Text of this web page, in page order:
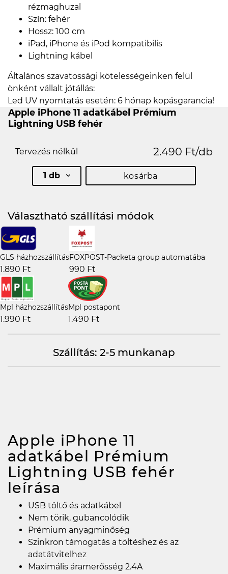
rézmaghuzal
Szín: fehér
Hossz: 100 cm
iPad, iPhone és iPod kompatibilis
Lightning kábel
Általános szavatossági kötelességeinken felül
önként vállalt jótállás:
Led UV nyomtatás esetén: 6 hónap kopásgarancia!
Apple iPhone 11 adatkábel Prémium
Lightning USB fehér
Tervezés nélkül 2.490 Ft/db
1 db kosárba
Választható szállítási módok
GLS házhozszállítás
1.890 Ft
FOXPOST-Packeta group automatába
990 Ft
Mpl házhozszállítás
1.990 Ft
Mpl postapont
1.490 Ft
Szállítás: 2-5 munkanap
Apple iPhone 11
adatkábel Prémium
Lightning USB fehér
leírása
USB töltő és adatkábel
Nem törik, gubancolódik
Prémium anyagminőség
Szinkron támogatás a töltéshez és az
adatátvitelhez
Maximális áramerősség 2.4A